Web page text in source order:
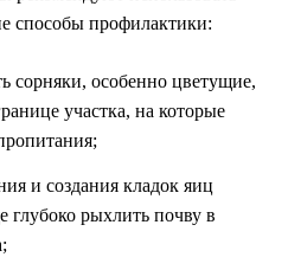
способы профилактики:
сорняки, особенно цветущие,
участка, на которые
и создания кладок яиц
глубоко рыхлить почву в